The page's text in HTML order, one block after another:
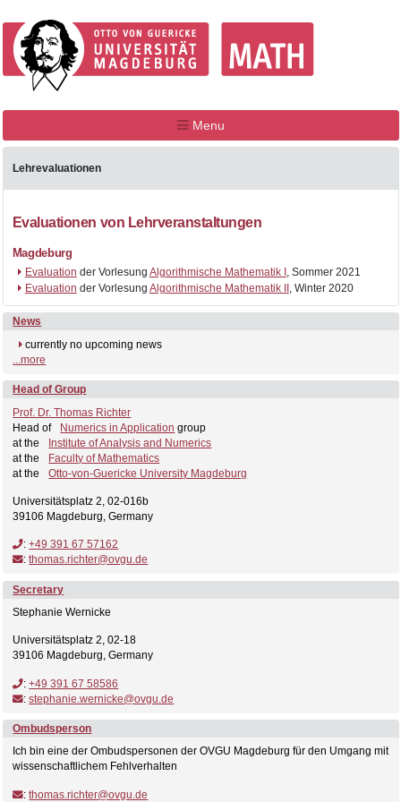
Menu
Lehrevaluationen
Evaluationen von Lehrveranstaltungen
Magdeburg
Evaluation der Vorlesung Algorithmische Mathematik I
, Sommer 2021
Evaluation der Vorlesung Algorithmische Mathematik II , Winter 2020
News
currently no upcoming news
...more
Head of Group
Prof. Dr. Thomas Richter
Head of
Numerics in Application group
at the
Institute of Analysis and Numerics
at the
Faculty of Mathematics
at the
Otto-von-Guericke University Magdeburg
Universitätsplatz 2, 02-016b
39106 Magdeburg, Germany
:+49 391 67 57162
:thomas.richter@ovgu.de
Secretary
Stephanie Wernicke
Universitätsplatz 2, 02-18
39106 Magdeburg, Germany
:+49 391 67 58586
:stephanie.wernicke@ovgu.de
Ombudsperson
Ich bin eine der Ombudspersonen der OVGU Magdeburg für den Umgang mit
wissenschaftlichem Fehlverhalten
:thomas.richter@ovgu.de